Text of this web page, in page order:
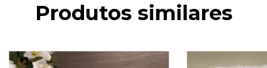
Produtos similares